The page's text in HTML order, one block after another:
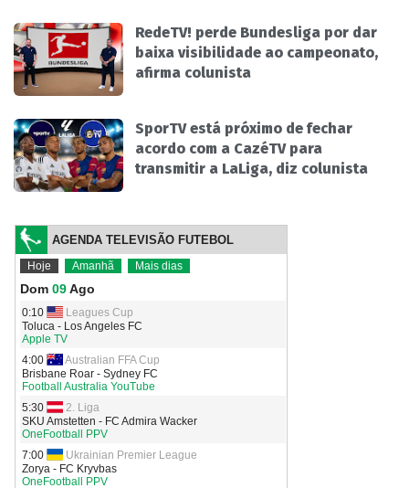
RedeTV! perde Bundesliga por dar
baixa visibilidade ao campeonato,
afirma colunista
SporTV está próximo de fechar
acordo com a CazéTV para
transmitir a LaLiga, diz colunista